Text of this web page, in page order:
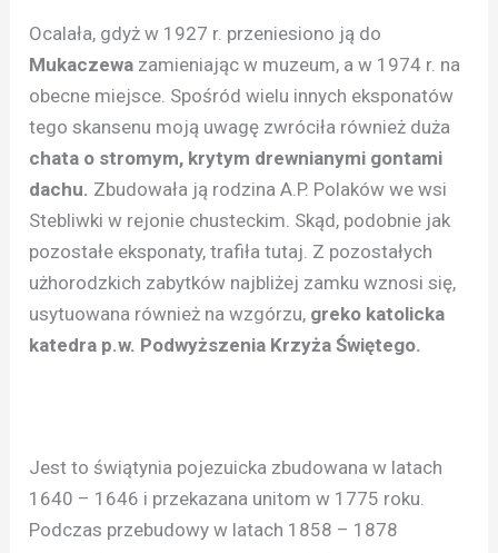
Ocalała, gdyż w 1927 r. przeniesiono ją do
Mukaczewa zamieniając w muzeum, a w 1974 r. na
obecne miejsce. Spośród wielu innych eksponatów
tego skansenu moją uwagę zwróciła również duża
chata o stromym, krytym drewnianymi gontami
dachu. Zbudowała ją rodzina A.P. Polaków we wsi
Stebliwki w rejonie chusteckim. Skąd, podobnie jak
pozostałe eksponaty, trafiła tutaj. Z pozostałych
użhorodzkich zabytków najbliżej zamku wznosi się,
usytuowana również na wzgórzu, greko katolicka
katedra p.w. Podwyższenia Krzyża Świętego.
Jest to świątynia pojezuicka zbudowana w latach
1640 – 1646 i przekazana unitom w 1775 roku.
Podczas przebudowy w latach 1858 – 1878